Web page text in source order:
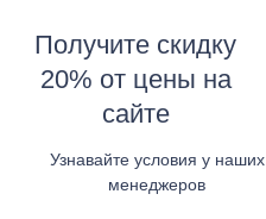
Получите скидку
20% от цены на
сайте
Узнавайте условия у наших
менеджеров